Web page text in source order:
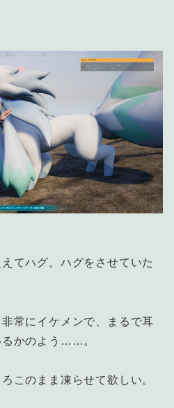
てハグ。ハグをさせていた
常にイケメンで、まるで耳
るかのよう……。
このまま凍らせて欲しい。